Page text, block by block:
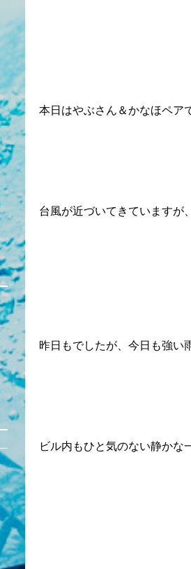
本日はやぶさん＆かなほペア
台風が近づいてきていますが
昨日もでしたが、今日も強い
ビル内もひと気のない静かな